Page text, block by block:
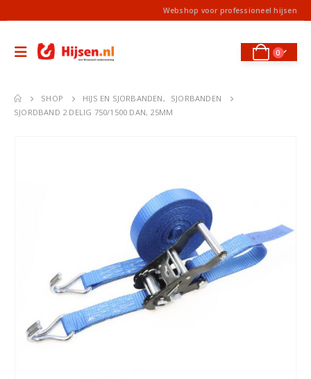
Webshop voor professioneel hijsen
0
SHOP HIJS EN SJORBANDEN,
SJORBANDEN
SJORDBAND 2 DELIG 750/1500 DAN, 25MM